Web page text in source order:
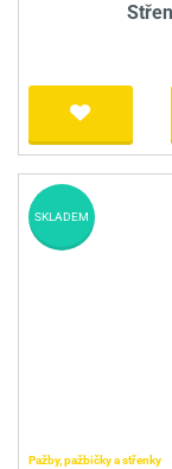
Pažby, pažbičky a střenky
SKLADEM